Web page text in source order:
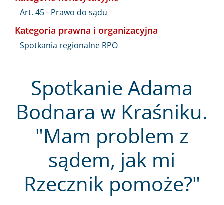
Spotkanie Adama
Bodnara w Kraśniku.
"Mam problem z
sądem, jak mi
Rzecznik pomoże?"
Art. 45 - Prawo do sądu
Kategoria prawna i organizacyjna
Spotkania regionalne RPO